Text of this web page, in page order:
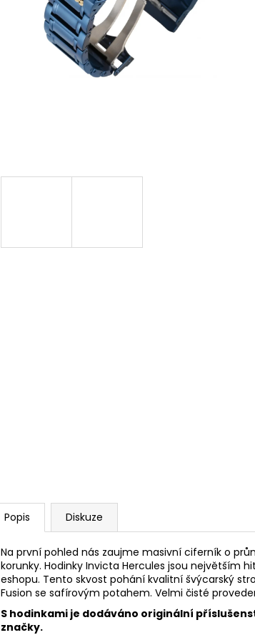
Popis Diskuze
Na první pohled nás zaujme masivní ciferník o
korunky. Hodinky Invicta Hercules jsou největším
eshopu. Tento skvost pohání kvalitní švýcarský
Fusion se safírovým potahem. Velmi čisté
S hodinkami je dodáváno originální
značky.